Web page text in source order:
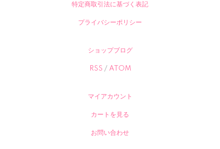
特定商取引法に基づく表記
プライバシーポリシー
ショップブログ
RSS / ATOM
マイアカウント
カートを見る
お問い合わせ